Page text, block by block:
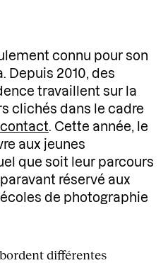
connu pour son
Depuis 2010, des
travaillent sur la
clichés dans le cadre
. Cette année, le
aux jeunes
que soit leur parcours
réservé aux
de photographie
différentes